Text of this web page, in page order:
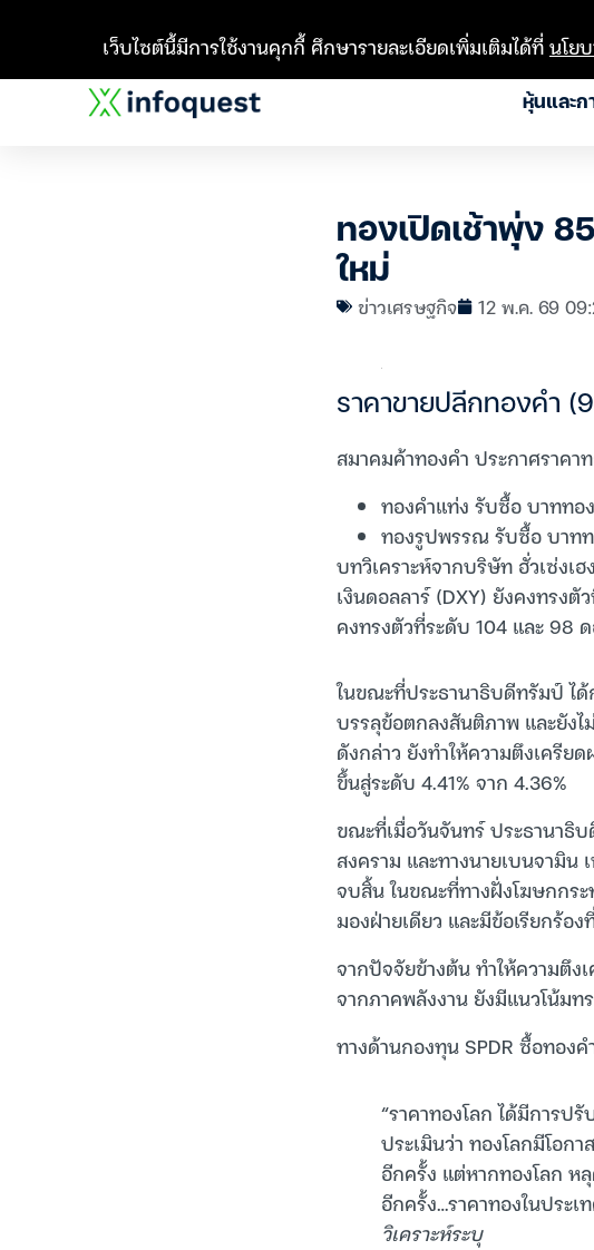
หุ้นและก
ทองเปิดเช้าพุ่ง
ใหม่
ข่าวเศรษฐกิจ 12 พ.ค. 69
ราคาขายปลีกทองคำ
สมาคมค้าทองคำ ประกาศราคา
ทองคำแท่ง รับซื้อ บาททอ
ทองรูปพรรณ รับซื้อ บาทท
บทวิเคราะห์จากบริษัท ฮั่วเซ่งเ
เงินดอลลาร์ (DXY) ยังคงทรง
คงทรงตัวที่ระดับ 104 และ 98
ในขณะที่ประธานาธิบดีทรัมป์ ไ
บรรลุข้อตกลงสันติภาพ และยัง
ดังกล่าว ยังทำให้ความตึงเครีย
ขึ้นสู่ระดับ 4.41% จาก 4.36%
ขณะที่เมื่อวันจันทร์ ประธานาธิ
สงคราม และทางนายเบนจามิน
จบสิ้น ในขณะที่ทางฝั่งโฆษกกระ
มองฝ่ายเดียว และมีข้อเรียกร้อ
จากปัจจัยข้างต้น ทำให้ความตึง
จากภาคพลังงาน ยังมีแนวโน้มท
ทางด้านกองทุน SPDR ซื้อทอง
“ราคาทองโลก ได้มีการป
ประเมินว่า ทองโลกมีโอ
อีกครั้ง แต่หากทองโลก ห
อีกครั้ง…ราคาทองในประ
วิเคราะห์ระบุ
เว็บไซต์นี้มีการใช้งานคุกกี้ ศึกษารายละเอียดเพิ่มเติมได้ที่นโย